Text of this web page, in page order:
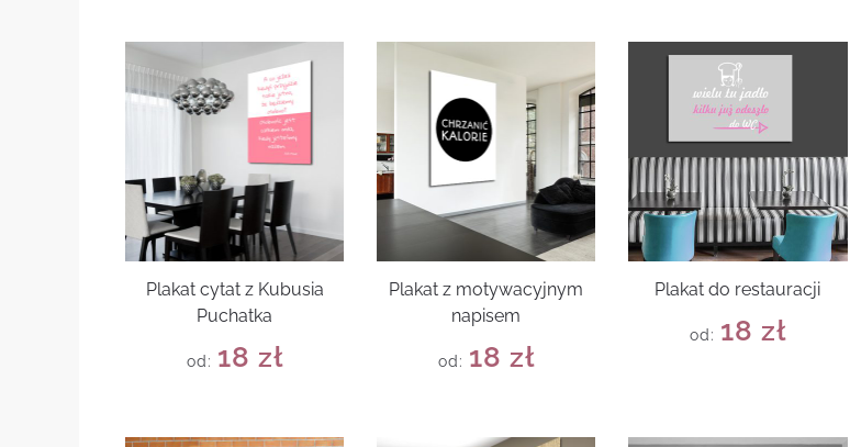
Plakat cytat z Kubusia
Puchatka
od: 18 zł
Plakat z motywacyjnym
napisem
od: 18 zł
Plakat do restauracji
od: 18 zł